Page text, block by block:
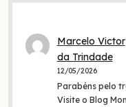
Marcelo Victor
da Trindade
12/05/2026
Parabéns pelo
Visite o Blog